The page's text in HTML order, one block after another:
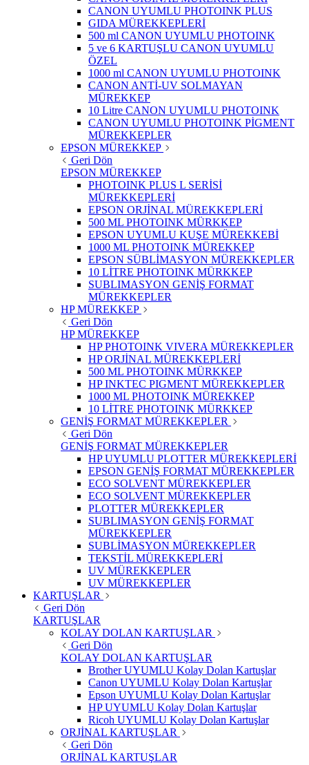
CANON UYUMLU PHOTOINK PLUS
GIDA MÜREKKEPLERİ
500 ml CANON UYUMLU PHOTOINK
5 ve 6 KARTUŞLU CANON UYUMLU
ÖZEL
1000 ml CANON UYUMLU PHOTOINK
CANON ANTİ-UV SOLMAYAN
MÜREKKEP
10 Litre CANON UYUMLU PHOTOINK
CANON UYUMLU PHOTOINK PİGMENT
MÜREKKEPLER
EPSON MÜREKKEP
Geri Dön
EPSON MÜREKKEP
PHOTOINK PLUS L SERİSİ
MÜREKKEPLERİ
EPSON ORJİNAL MÜREKKEPLERİ
500 ML PHOTOINK MÜRKKEP
EPSON UYUMLU KUŞE MÜREKKEBİ
1000 ML PHOTOINK MÜREKKEP
EPSON SÜBLİMASYON MÜREKKEPLER
10 LİTRE PHOTOINK MÜRKKEP
SUBLIMASYON GENİŞ FORMAT
MÜREKKEPLER
HP MÜREKKEP
Geri Dön
HP MÜREKKEP
HP PHOTOINK VIVERA MÜREKKEPLER
HP ORJİNAL MÜREKKEPLERİ
500 ML PHOTOINK MÜRKKEP
HP INKTEC PIGMENT MÜREKKEPLER
1000 ML PHOTOINK MÜREKKEP
10 LİTRE PHOTOINK MÜRKKEP
GENİŞ FORMAT MÜREKKEPLER
Geri Dön
GENİŞ FORMAT MÜREKKEPLER
HP UYUMLU PLOTTER MÜREKKEPLERİ
EPSON GENİŞ FORMAT MÜREKKEPLER
ECO SOLVENT MÜREKKEPLER
ECO SOLVENT MÜREKKEPLER
PLOTTER MÜREKKEPLER
SUBLIMASYON GENİŞ FORMAT
MÜREKKEPLER
SUBLİMASYON MÜREKKEPLER
TEKSTİL MÜREKKEPLERİ
UV MÜREKKEPLER
UV MÜREKKEPLER
KARTUŞLAR
Geri Dön
KARTUŞLAR
KOLAY DOLAN KARTUŞLAR
Geri Dön
KOLAY DOLAN KARTUŞLAR
Brother UYUMLU Kolay Dolan Kartuşlar
Canon UYUMLU Kolay Dolan Kartuşlar
Epson UYUMLU Kolay Dolan Kartuşlar
HP UYUMLU Kolay Dolan Kartuşlar
Ricoh UYUMLU Kolay Dolan Kartuşlar
ORJİNAL KARTUŞLAR
Geri Dön
ORJİNAL KARTUŞLAR